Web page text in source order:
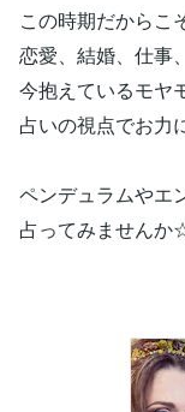
この時期だからこそ
恋愛、結婚、仕事
今抱えているモヤ
占いの視点でお力
ペンデュラムやエ
占ってみませんか